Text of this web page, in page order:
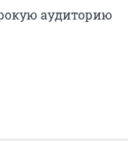
аудиторию